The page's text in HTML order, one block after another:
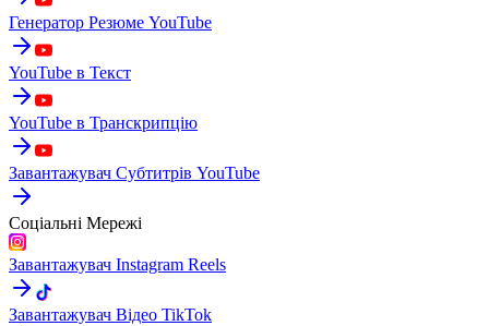
Генератор Резюме YouTube
YouTube в Текст
YouTube в Транскрипцію
Завантажувач Субтитрів YouTube
Соціальні Мережі
Завантажувач Instagram Reels
Завантажувач Відео TikTok